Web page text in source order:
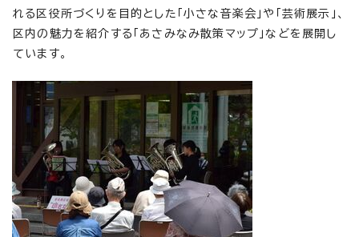
れる区役所づくりを目的とした「小さな音楽会」や「芸術展示」、
区内の魅力を紹介する「あさみなみ散策マップ」などを展開し
ています。